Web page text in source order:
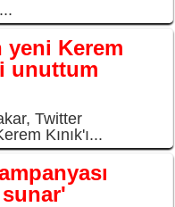
yeni Kerem
unuttum
Twitter
Kınık'ı...